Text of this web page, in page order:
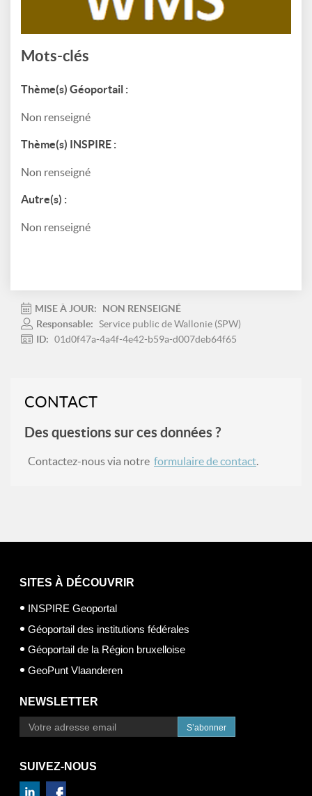
Mots-clés
Thème(s) Géoportail :
Non renseigné
Thème(s) INSPIRE :
Non renseigné
Autre(s) :
Non renseigné
MISE À JOUR:
NON RENSEIGNÉ
Responsable: Service public de Wallonie (SPW)
ID: 01d0f47a-4a4f-4e42-b59a-d007deb64f65
CONTACT
Des questions sur ces données ?
Contactez-nous via notre formulaire de contact.
SITES À DÉCOUVRIR
INSPIRE Geoportal
Géoportail des institutions fédérales
Géoportail de la Région bruxelloise
GeoPunt Vlaanderen
NEWSLETTER
S’abonner
SUIVEZ-NOUS